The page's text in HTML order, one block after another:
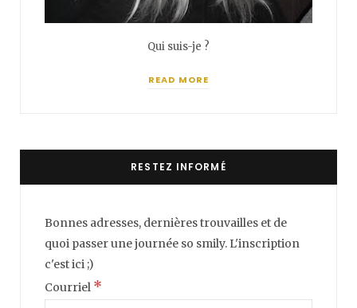
Qui suis-je ?
READ MORE
RESTEZ INFORMÉ
Bonnes adresses, dernières trouvailles et de
quoi passer une journée so smily. L'inscription
c'est ici ;)
Courriel *